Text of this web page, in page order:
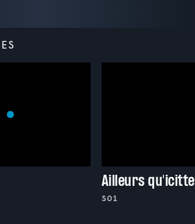
Ailleurs qu'icitte
S01